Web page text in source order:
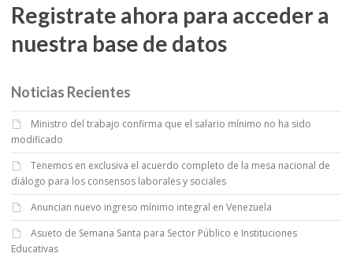
Registrate ahora para acceder a
nuestra base de datos
Noticias Recientes
Ministro del trabajo confirma que el salario mínimo no ha sido
modificado
Tenemos en exclusiva el acuerdo completo de la mesa nacional de
diálogo para los consensos laborales y sociales
Anuncian nuevo ingreso mínimo integral en Venezuela
Asueto de Semana Santa para Sector Público e Instituciones
Educativas